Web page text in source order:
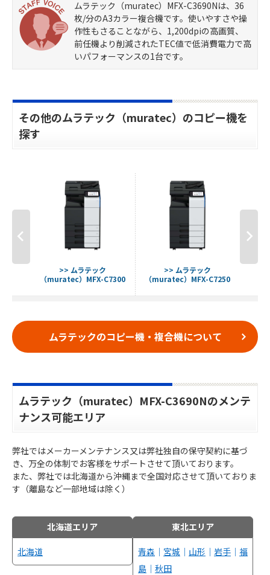
ムラテック（muratec）MFX-C3690Nは、36
枚/分のA3カラー複合機です。使いやすさや操
作性もさることながら、1,200dpiの高画質、
前任機より削減されたTEC値で低消費電力で高
いパフォーマンスの1台です。
その他のムラテック（muratec）のコピー機を
探す
>> ムラテック
（muratec）MFX-C7300
>> ムラテック
（muratec）MFX-C7250
ムラテックのコピー機・複合機について
ムラテック（muratec）MFX-C3690Nのメンテ
ナンス可能エリア
弊社ではメーカーメンテナンス又は弊社独自の保守契約に基づ
き、万全の体制でお客様をサポートさせて頂いております。
また、弊社では北海道から沖縄まで全国対応させて頂いておりま
す（離島など一部地域は除く）
北海道エリア
北海道
東北エリア
青森 ｜ 宮城 ｜ 山形 ｜ 岩手 ｜ 福
島 ｜ 秋田